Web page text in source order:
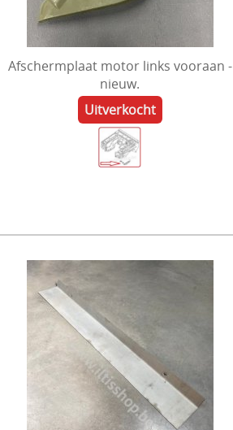
Afschermplaat motor links vooraan -
nieuw.
Uitverkocht